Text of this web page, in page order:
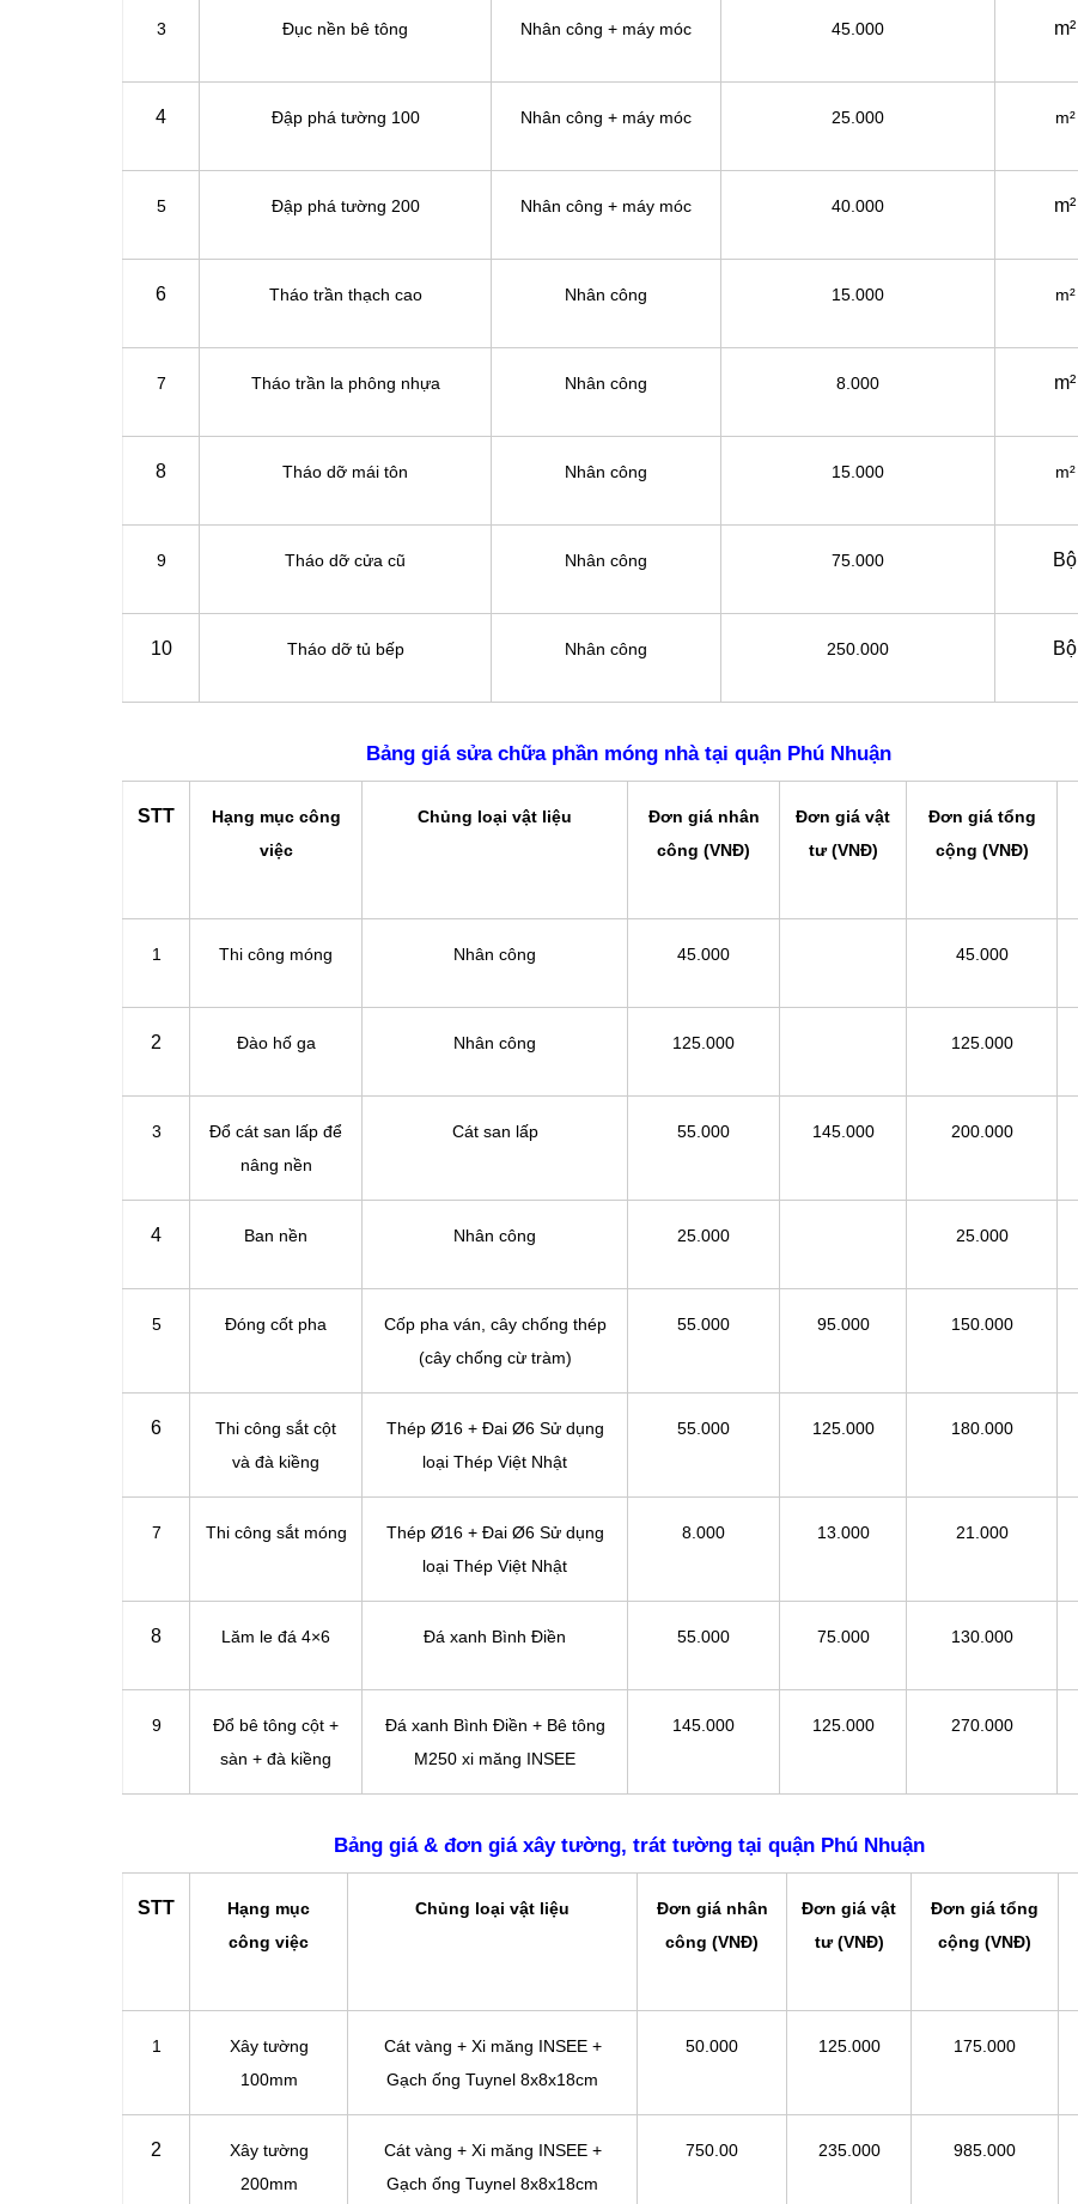
3 Đục nền bê tông Nhân công + máy móc 45.000 m²
4 Đập phá tường 100 Nhân công + máy móc 25.000 m²
5 Đập phá tường 200 Nhân công + máy móc 40.000 m²
6 Tháo trần thạch cao Nhân công 15.000 m²
7 Tháo trần la phông nhựa Nhân công 8.000 m²
8 Tháo dỡ mái tôn Nhân công 15.000 m²
9 Tháo dỡ cửa cũ Nhân công 75.000 Bộ
10 Tháo dỡ tủ bếp Nhân công 250.000 Bộ
Bảng giá sửa chữa phần móng nhà tại quận Phú Nhuận
STT
Hạng mục công
việc
Chủng loại vật liệu
Đơn giá nhân
công (VNĐ)
Đơn giá vật
tư (VNĐ)
Đơn giá tổng
cộng (VNĐ)
1 Thi công móng Nhân công 45.000 45.000
2 Đào hố ga Nhân công 125.000 125.000
3
Đổ cát san lấp để
nâng nền
Cát san lấp 55.000 145.000 200.000
4 Ban nền Nhân công 25.000 25.000
5 Đóng cốt pha
Cốp pha ván, cây chống thép
(cây chống cừ tràm)
55.000 95.000 150.000
6
Thi công sắt cột
và đà kiềng
Thép Ø16 + Đai Ø6 Sử dụng
loại Thép Việt Nhật
55.000 125.000 180.000
7 Thi công sắt móng
Thép Ø16 + Đai Ø6 Sử dụng
loại Thép Việt Nhật
8.000 13.000 21.000
8 Lăm le đá 4×6 Đá xanh Bình Điền 55.000 75.000 130.000
9
Đổ bê tông cột +
sàn + đà kiềng
Đá xanh Bình Điền + Bê tông
M250 xi măng INSEE
145.000 125.000 270.000
Bảng giá & đơn giá xây tường, trát tường tại quận Phú Nhuận
STT
Hạng mục
công việc
Chủng loại vật liệu
Đơn giá nhân
công (VNĐ)
Đơn giá vật
tư (VNĐ)
Đơn giá tổng
cộng (VNĐ)
1
Xây tường
100mm
Cát vàng + Xi măng INSEE +
Gạch ống Tuynel 8x8x18cm
50.000 125.000 175.000
2
Xây tường
200mm
Cát vàng + Xi măng INSEE +
Gạch ống Tuynel 8x8x18cm
750.00 235.000 985.000